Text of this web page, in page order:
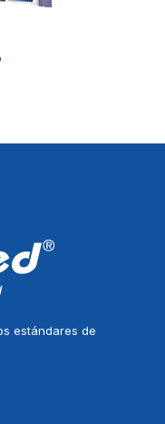
estándares de